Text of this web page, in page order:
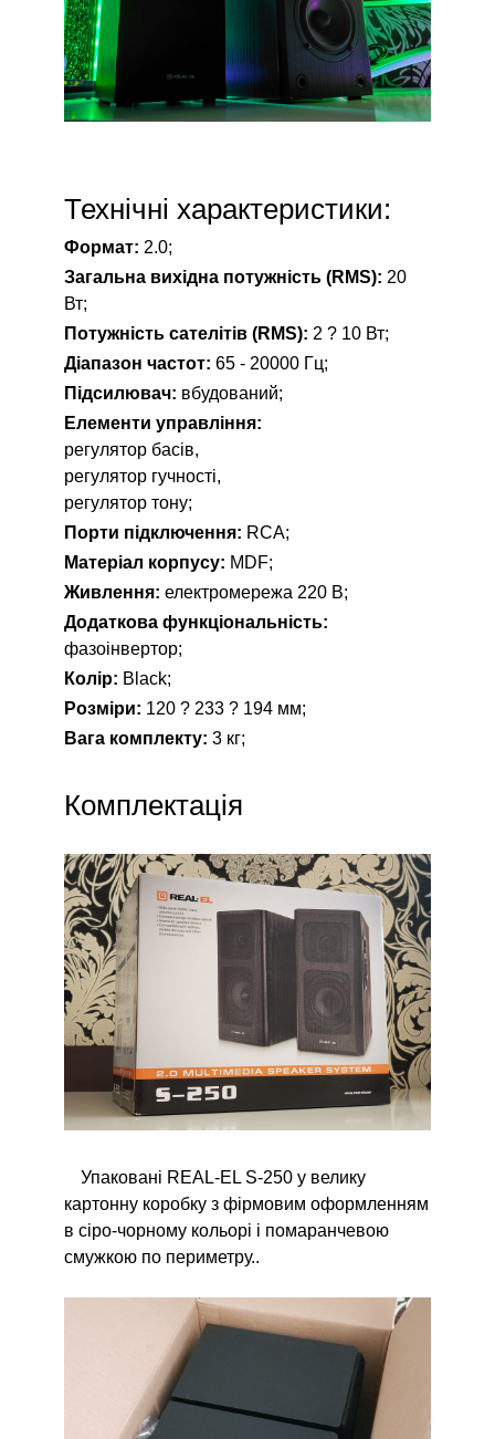
Технічні характеристики:
Формат: 2.0;
Загальна вихідна потужність (RMS): 20
Вт;
Потужність сателітів (RMS): 2 ? 10 Вт;
Діапазон частот: 65 - 20000 Гц;
Підсилювач: вбудований;
Елементи управління:
регулятор басів,
регулятор гучності,
регулятор тону;
Порти підключення: RCA;
Матеріал корпусу: MDF;
Живлення: електромережа 220 В;
Додаткова функціональність:
фазоінвертор;
Колір: Black;
Розміри: 120 ? 233 ? 194 мм;
Вага комплекту: 3 кг;
Комплектація
Упаковані REAL-EL S-250 у велику
картонну коробку з фірмовим оформленням
в сіро-чорному кольорі і помаранчевою
смужкою по периметру..